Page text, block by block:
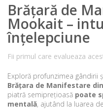
Brățară de
Mookait –
înțelepciune
Fii primul care evalueaza
Exploră profunzimea gândirii
Brățara de Manifestare
piatră semiprețioasă poate
mentală, ajutând la luarea